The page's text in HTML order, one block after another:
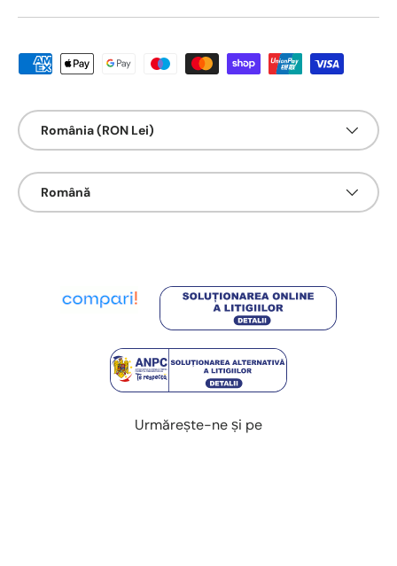
Metode de platā acceptate
Țarǎ/Regiune
România (RON Lei)
Limbā
Română
Urmărește-ne și pe